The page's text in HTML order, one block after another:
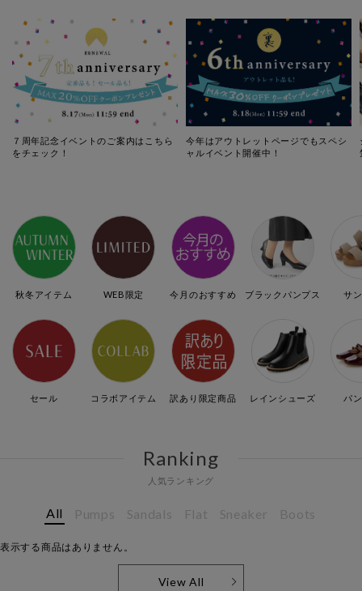
７周年記念イベントのご案内はこちら
をチェック！
今年はアウトレットページでもスペシ
ャルイベント開催中！
秋冬アイテム
セール
WEB限定
コラボアイテム
今月のおすすめ
訳あり限定商品
ブラックパンプス
レインシューズ
サ
パ
Ranking
人気ランキング
All Pumps Sandals Flat Sneaker Boots
表示する商品はありません。
View All